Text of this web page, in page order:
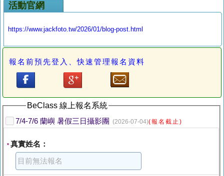
活動官網
https://www.jackfoto.tw/2026/01/blog-post.html
報名前預先登入、快速管理報名資料
BeClass 線上報名系統
7/4-7/6 蘭嶼 暑假三日攝影團 (2026-07-04)(報名截止)
* 真實姓名：